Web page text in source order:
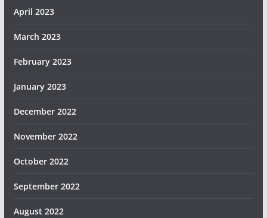
April 2023
March 2023
February 2023
January 2023
December 2022
November 2022
October 2022
September 2022
August 2022